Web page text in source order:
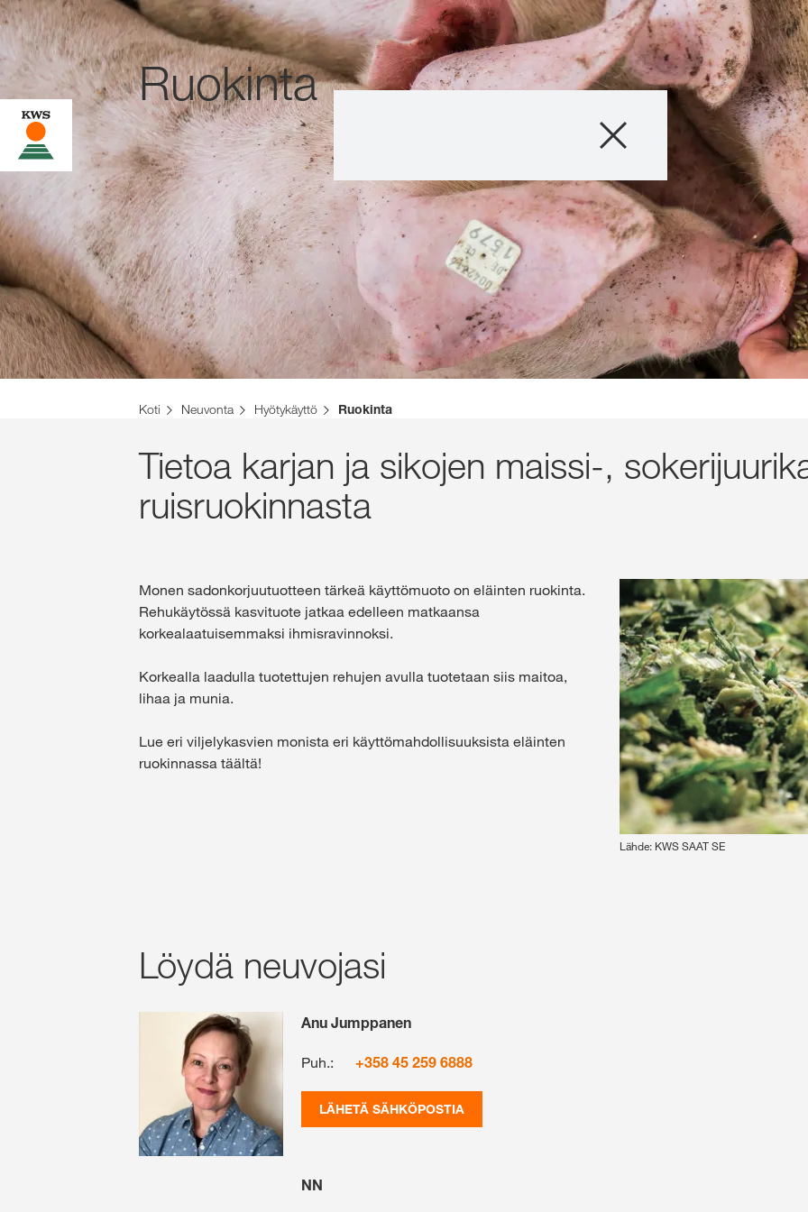
Tuotteet
Neuvonta
Tapahtumat
myKWS
Meistä
kanssa
KWS-
kws.com/
Koti Neuvonta Hyötykäyttö Ruokinta
Ruokinta
Tietoa karjan ja sikojen maissi-,
ruisruokinnasta
Monen sadonkorjuutuotteen tärkeä käyttömuoto on eläinten ruokinta.
Rehukäytössä kasvituote jatkaa edelleen matkaansa
korkealaatuisemmaksi ihmisravinnoksi.
Korkealla laadulla tuotettujen rehujen avulla tuotetaan siis maitoa,
lihaa ja munia.
Lue eri viljelykasvien monista eri käyttömahdollisuuksista eläinten
ruokinnassa täältä!
Lähde: KWS SAAT SE
Löydä neuvojasi
Anu Jumppanen
Puh.: +358 45 259 6888
LÄHETÄ SÄHKÖPOSTIA
NN